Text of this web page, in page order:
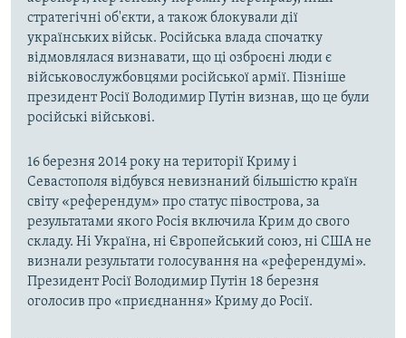
стратегічні об'єкти, а також блокували дії
українських військ. Російська влада спочатку
відмовлялася визнавати, що ці озброєні люди є
військовослужбовцями російської армії. Пізніше
президент Росії Володимир Путін визнав, що це були
російські військові.
16 березня 2014 року на території Криму і
Севастополя відбувся невизнаний більшістю країн
світу «референдум» про статус півострова, за
результатами якого Росія включила Крим до свого
складу. Ні Україна, ні Європейський союз, ні США не
визнали результати голосування на «референдумі».
Президент Росії Володимир Путін 18 березня
оголосив про «приєднання» Криму до Росії.